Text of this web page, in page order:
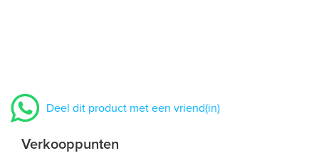
Deel dit product met een vriend(in)
Verkooppunten